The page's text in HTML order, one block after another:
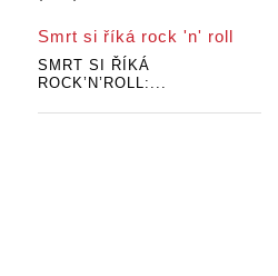
Smrt si říká rock 'n' roll
SMRT SI ŘÍKÁ
ROCK’N’ROLL:...